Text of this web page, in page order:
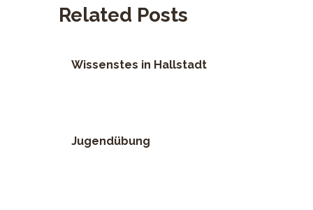
Related Posts
Wissenstes in Hallstadt
Jugendübung